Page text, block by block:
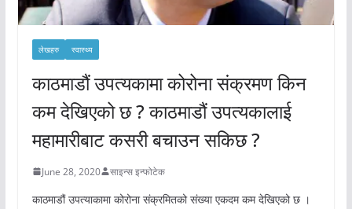
लेखहरु स्वास्थ्य
काठमाडौं उपत्यकामा कोरोना संक्रमण किन
कम देखिएको छ ? काठमाडौं उपत्यकालाई
महामारीबाट कसरी बचाउन सकिछ ?
June 28, 2020 साइन्स इन्फोटेक
काठमाडौं उपत्याकामा कोरोना संक्रमितको संख्या एकदम कम देखिएको छ ।